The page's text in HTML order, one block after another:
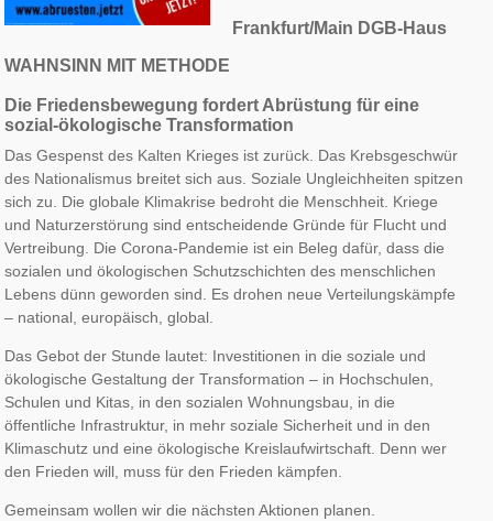
Frankfurt/Main DGB-Haus
WAHNSINN MIT METHODE
Die Friedensbewegung fordert Abrüstung für eine
sozial-ökologische Transformation
Das Gespenst des Kalten Krieges ist zurück. Das Krebsgeschwür
des Nationalismus breitet sich aus. Soziale Ungleichheiten spitzen
sich zu. Die globale Klimakrise bedroht die Menschheit. Kriege
und Naturzerstörung sind entscheidende Gründe für Flucht und
Vertreibung. Die Corona-Pandemie ist ein Beleg dafür, dass die
sozialen und ökologischen Schutzschichten des men­schlichen
Lebens dünn geworden sind. Es drohen neue Verteilungskämpfe
– national, europäisch, global.
Das Gebot der Stunde lautet: Investitionen in die soziale und
ökologische Gestaltung der Transforma­tion – in Hochschulen,
Schulen und Kitas, in den sozialen Wohnungsbau, in die
öffentliche Infrastruk­tur, in mehr soziale Sicherheit und in den
Klimaschutz und eine ökologische Kreislaufwirtschaft. Denn wer
den Frieden will, muss für den Frieden kämpfen.
Gemeinsam wollen wir die nächsten Aktionen planen.